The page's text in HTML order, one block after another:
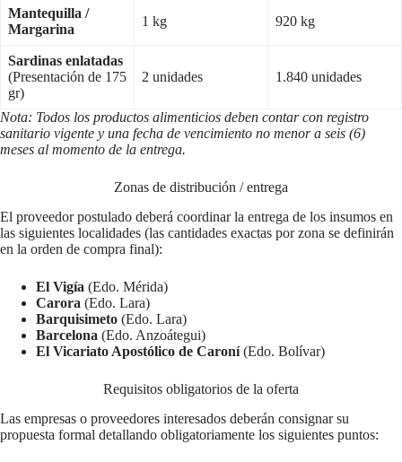
Mantequilla /
Margarina
1 kg 920 kg
Sardinas enlatadas
(Presentación de 175
gr)
2 unidades 1.840 unidades
Nota: Todos los productos alimenticios deben contar con registro
sanitario vigente y una fecha de vencimiento no menor a seis (6)
meses al momento de la entrega.
Zonas de distribución / entrega
El proveedor postulado deberá coordinar la entrega de los insumos en
las siguientes localidades (las cantidades exactas por zona se definirán
en la orden de compra final):
El Vigía (Edo. Mérida)
Carora (Edo. Lara)
Barquisimeto (Edo. Lara)
Barcelona (Edo. Anzoátegui)
El Vicariato Apostólico de Caroní(Edo. Bolívar)
Requisitos obligatorios de la oferta
Las empresas o proveedores interesados deberán consignar su
propuesta formal detallando obligatoriamente los siguientes puntos: